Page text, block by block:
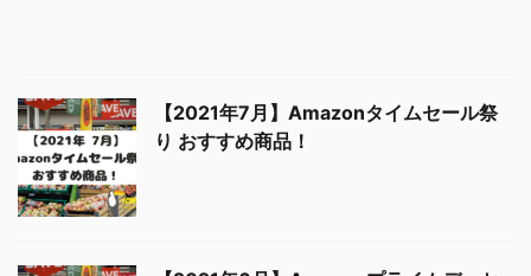
【2021年7月】Amazonタイムセール祭
り おすすめ商品！